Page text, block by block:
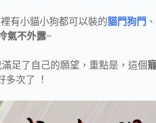
裡有小貓小狗都可以裝的貓門狗門 、
氣不外露~
足了自己的願望，重點是，這個
次了 ！